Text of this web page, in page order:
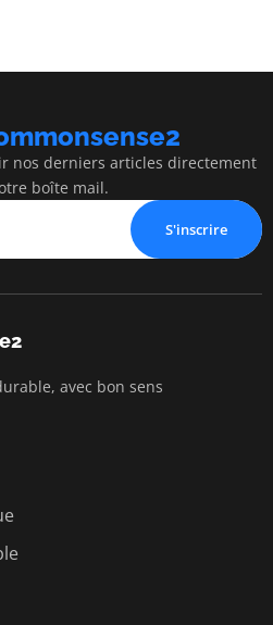
nos derniers articles directement
boîte mail.
S'inscrire
avec bon sens